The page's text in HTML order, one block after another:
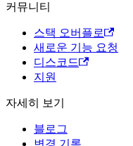
커뮤니티
스택 오버플로
새로운 기능 요청
디스코드
지원
자세히 보기
블로그